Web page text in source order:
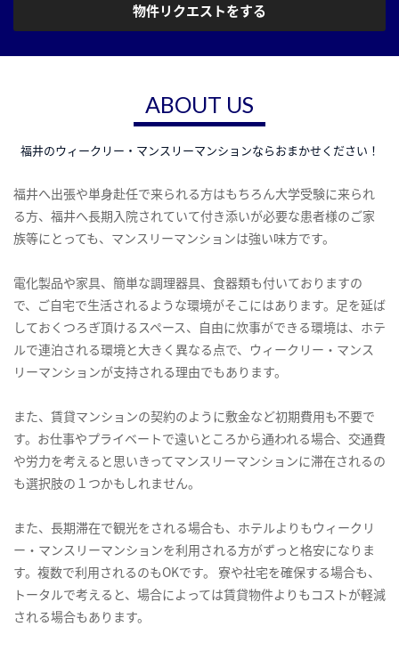
物件リクエストをする
ABOUT US
福井のウィークリー・マンスリーマンションならおまかせください！
福井へ出張や単身赴任で来られる方はもちろん大学受験に来られ
る方、福井へ長期入院されていて付き添いが必要な患者様のご家
族等にとっても、マンスリーマンションは強い味方です。
電化製品や家具、簡単な調理器具、食器類も付いておりますの
で、ご自宅で生活されるような環境がそこにはあります。足を延ば
しておくつろぎ頂けるスペース、自由に炊事ができる環境は、ホテ
ルで連泊される環境と大きく異なる点で、ウィークリー・マンス
リーマンションが支持される理由でもあります。
また、賃貸マンションの契約のように敷金など初期費用も不要で
す。お仕事やプライベートで遠いところから通われる場合、交通費
や労力を考えると思いきってマンスリーマンションに滞在されるの
も選択肢の１つかもしれません。
また、長期滞在で観光をされる場合も、ホテルよりもウィークリ
ー・マンスリーマンションを利用される方がずっと格安になりま
す。複数で利用されるのもOKです。 寮や社宅を確保する場合も、
トータルで考えると、場合によっては賃貸物件よりもコストが軽減
される場合もあります。